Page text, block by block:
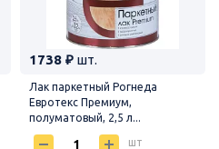
1738 ₽ шт.
Лак паркетный Рогнеда
Евротекс Премиум,
полуматовый, 2,5 л...
шт